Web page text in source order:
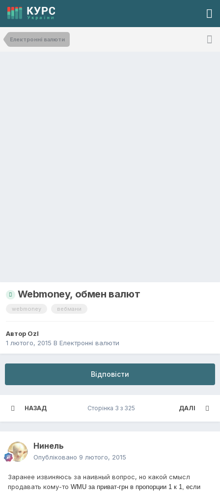
Електронні валюти
Webmoney, обмен валют
webmoney вебмани
Автор Ozl
1 лютого, 2015 В Електронні валюти
Відповісти
НАЗАД ДАЛІ
Сторінка 3 з 325
Нинель
Опубліковано 9 лютого, 2015
Заранее извиняюсь за наивный вопрос, но какой смысл
продавать кому-то WMU за приват-грн в пропорции 1 к 1, если